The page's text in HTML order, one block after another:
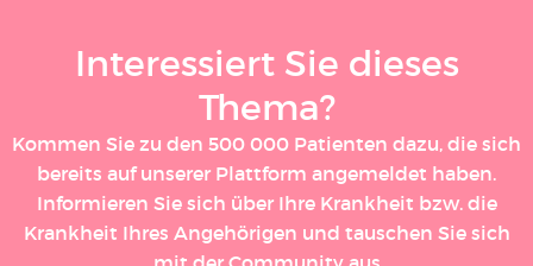
Interessiert Sie dieses
Thema?
Kommen Sie zu den 500 000 Patienten dazu, die sich
bereits auf unserer Plattform angemeldet haben.
Informieren Sie sich über Ihre Krankheit bzw. die
Krankheit Ihres Angehörigen und tauschen Sie sich